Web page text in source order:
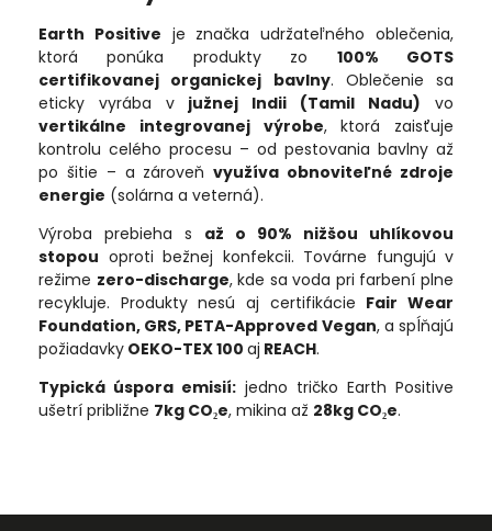
Earth Positive je značka udržateľného oblečenia,
ktorá ponúka produkty zo 100% GOTS
certifikovanej organickej bavlny. Oblečenie sa
eticky vyrába v južnej Indii (Tamil Nadu) vo
vertikálne integrovanej výrobe, ktorá zaisťuje
kontrolu celého procesu – od pestovania bavlny až
po šitie – a zároveňvyužíva obnoviteľné zdroje
energie (solárna a veterná).
Výroba prebieha s až o 90% nižšou uhlíkovou
stopou oproti bežnej konfekcii. Továrne fungujú v
režime zero-discharge, kde sa voda pri farbení plne
recykluje. Produkty nesú aj certifikácie Fair Wear
Foundation, GRS, PETA-Approved Vegan, a spĺňajú
požiadavky OEKO-TEX 100 aj REACH.
Typická úspora emisií: jedno tričko Earth Positive
ušetrí približne 7kg CO₂e, mikina až 28kg CO₂e.